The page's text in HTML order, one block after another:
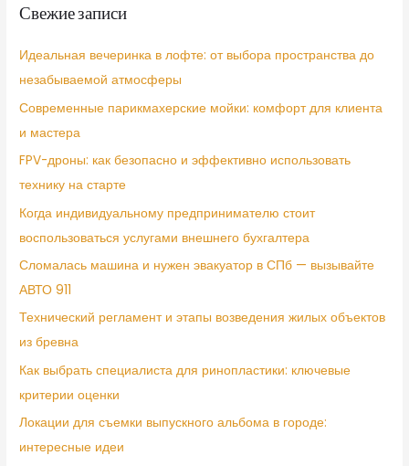
Свежие записи
Идеальная вечеринка в лофте: от выбора пространства до
незабываемой атмосферы
Современные парикмахерские мойки: комфорт для клиента
и мастера
FPV-дроны: как безопасно и эффективно использовать
технику на старте
Когда индивидуальному предпринимателю стоит
воспользоваться услугами внешнего бухгалтера
Сломалась машина и нужен эвакуатор в СПб — вызывайте
АВТО 911
Технический регламент и этапы возведения жилых объектов
из бревна
Как выбрать специалиста для ринопластики: ключевые
критерии оценки
Локации для съемки выпускного альбома в городе:
интересные идеи